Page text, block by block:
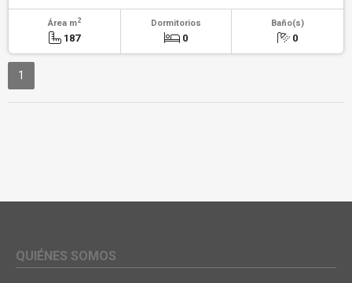
Área m2
187
Dormitorios
0
Baño(s)
0
1
QUIÉNES SOMOS